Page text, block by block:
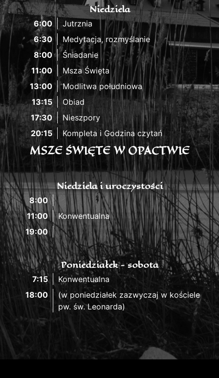
Niedziela
6:00
Jutrznia
6:30
Medytacja, rozmyślanie
8:00
Śniadanie
11:00
Msza Święta
13:00
Modlitwa południowa
13:15
Obiad
17:30
Nieszpory
20:15
Kompleta i Godzina czytań
MSZE ŚWIĘTE W OPACTWIE
Niedziela i uroczystości
8:00
11:00
Konwentualna
19:00
Poniedziałek - sobota
7:15
Konwentualna
18:00
(w poniedziałek zazwyczaj w kościele
pw. św. Leonarda)